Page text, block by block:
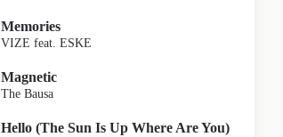
Memories
VIZE feat. ESKE
Magnetic
The Bausa
Hello (The Sun Is Up Where Are You)